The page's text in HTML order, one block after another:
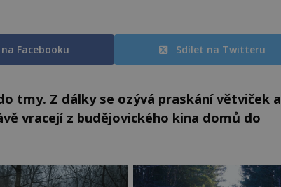
Facebooku Sdílet na Twitteru
tmy. Z dálky se ozývá praskání větviček a
vracejí z budějovického kina domů do